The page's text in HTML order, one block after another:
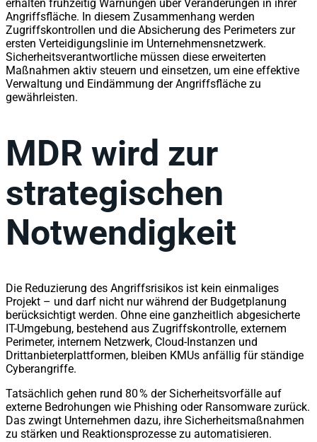
erhalten frühzeitig Warnungen über Veränderungen in ihrer
Angriffsfläche. In diesem Zusammenhang werden
Zugriffskontrollen und die Absicherung des Perimeters zur
ersten Verteidigungslinie im Unternehmensnetzwerk.
Sicherheitsverantwortliche müssen diese erweiterten
Maßnahmen aktiv steuern und einsetzen, um eine effektive
Verwaltung und Eindämmung der Angriffsfläche zu
gewährleisten.
MDR wird zur
strategischen
Notwendigkeit
Die Reduzierung des Angriffsrisikos ist kein einmaliges
Projekt – und darf nicht nur während der Budgetplanung
berücksichtigt werden. Ohne eine ganzheitlich abgesicherte
IT-Umgebung, bestehend aus Zugriffskontrolle, externem
Perimeter, internem Netzwerk, Cloud-Instanzen und
Drittanbieterplattformen, bleiben KMUs anfällig für ständige
Cyberangriffe.
Tatsächlich gehen rund 80 % der Sicherheitsvorfälle auf
externe Bedrohungen wie Phishing oder Ransomware zurück.
Das zwingt Unternehmen dazu, ihre Sicherheitsmaßnahmen
zu stärken und Reaktionsprozesse zu automatisieren.